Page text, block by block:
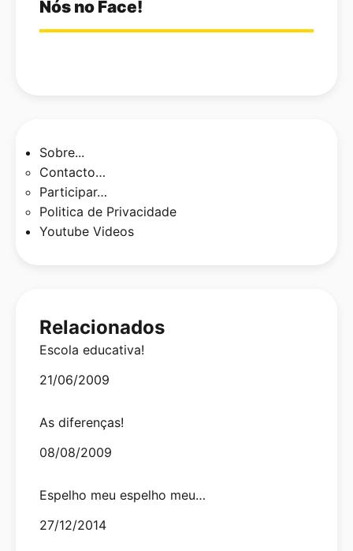
Nós no Face!
Sobre...
Contacto…
Participar…
Politica de Privacidade
Youtube Videos
Relacionados
Escola educativa!
Date
21/06/2009
As diferenças!
Date
08/08/2009
Espelho meu espelho meu…
Date
27/12/2014